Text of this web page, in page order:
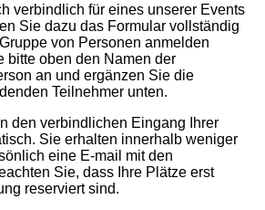
verbindlich für eines unserer Events
Sie dazu das Formular vollständig
von Personen anmelden
bitte oben den Namen der
an und ergänzen Sie die
Teilnehmer unten.
den verbindlichen Eingang Ihrer
Sie erhalten innerhalb weniger
eine E-mail mit den
Sie, dass Ihre Plätze erst
reserviert sind.